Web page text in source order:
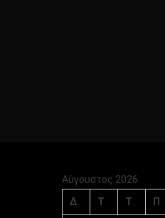
Αύγουστος 2026
Δ
Τ Τ Π